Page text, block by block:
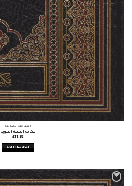
المباحث الأصولية
مكانة السنة النبوية
£11.38
Add to basket